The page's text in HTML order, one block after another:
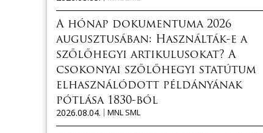
A hónap dokumentuma 2026
augusztusában: Használták-e a
szőlőhegyi artikulusokat? A
csokonyai szőlőhegyi statútum
elhasználódott példányának
pótlása 1830-ból
2026.08.04.
MNL SML